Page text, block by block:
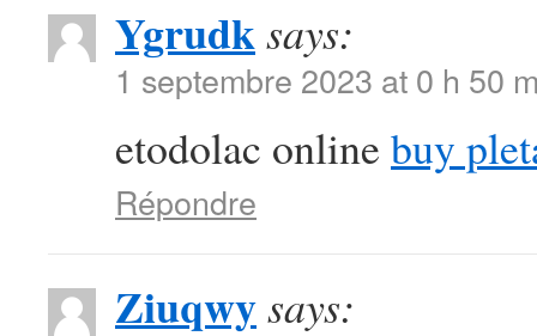
Ygrudksays:
1 septembre 2023 at 0 h 50
etodolac online buy
Répondre
Ziuqwysays: